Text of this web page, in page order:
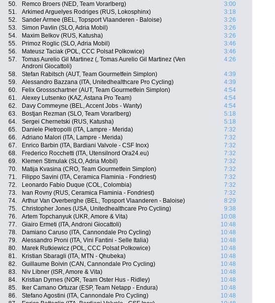
50.
Remco Broers (NED, Team Vorarlberg)
3:00
51.
Arkimed Arguelyes Rodriges (RUS, Lokosphinx)
3:18
52.
Sander Armee (BEL, Topsport Vlaanderen - Baloise)
3:26
53.
Simon Pavlin (SLO, Adria Mobil)
3:26
54.
Maxim Belkov (RUS, Katusha)
3:26
55.
Primoz Roglic (SLO, Adria Mobil)
3:46
56.
Mateusz Taciak (POL, CCC Polsat Polkowice)
3:46
57.
Tomas Aurelio Gil Martinez (, Tomas Aurelio Gil Martinez (Ven
Androni Giocattoli)
4:26
58. Stefan Rabitsch (AUT, Team Gourmetfein Simplon)
4:39
59.
Alessandro Bazzana (ITA, Unitedhealthcare Pro Cycling)
4:39
60.
Felix Grossschartner (AUT, Team Gourmetfein Simplon)
4:54
61.
Alexey Lutsenko (KAZ, Astana Pro Team)
4:54
62.
Davy Commeyne (BEL, Accent Jobs - Wanty)
4:54
63.
Bostjan Rezman (SLO, Team Vorarlberg)
5:18
64.
Sergei Chernetski (RUS, Katusha)
5:18
65.
Daniele Pietropolli (ITA, Lampre - Merida)
7:32
66.
Adriano Malori (ITA, Lampre - Merida)
7:32
67.
Enrico Barbin (ITA, Bardiani Valvole - CSF Inox)
7:32
68.
Frederico Rocchetti (ITA, Utensilnord Ora24.eu)
7:32
69.
Klemen Stimulak (SLO, Adria Mobil)
7:32
70.
Matija Kvasina (CRO, Team Gourmetfein Simplon)
7:32
71.
Filippo Savini (ITA, Ceramica Flaminia - Fondriest)
7:32
72.
Leonardo Fabio Duque (COL, Colombia)
7:32
73.
Ivan Rovny (RUS, Ceramica Flaminia - Fondriest)
7:32
74.
Arthur Van Overberghe (BEL, Topsport Vlaanderen - Baloise)
8:29
75.
Christopher Jones (USA, Unitedhealthcare Pro Cycling)
9:38
76.
Artem Topchanyuk (UKR, Amore & Vita)
10:08
77.
Giairo Ermeti (ITA, Androni Giocattoli)
10:48
78.
Damiano Caruso (ITA, Cannondale Pro Cycling)
10:48
79.
Alessandro Proni (ITA, Vini Fantini - Selle Italia)
10:48
80.
Marek Rutkiewicz (POL, CCC Polsat Polkowice)
10:48
81.
Kristian Sbaragli (ITA, MTN - Qhubeka)
10:48
82.
Guillaume Boivin (CAN, Cannondale Pro Cycling)
10:48
83.
Niv Libner (ISR, Amore & Vita)
10:48
84.
Kristian Dyrnes (NOR, Team Oster Hus - Ridley)
10:48
85.
Iker Camano Ortuzar (ESP, Team Netapp - Endura)
10:48
86.
Stefano Agostini (ITA, Cannondale Pro Cycling)
10:48